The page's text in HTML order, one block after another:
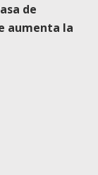
de
aumenta la